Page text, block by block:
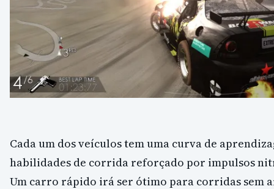
Cada um dos veículos tem uma curva de
habilidades de corrida reforçado por impulsos
Um carro rápido irá ser ótimo para corridas sem